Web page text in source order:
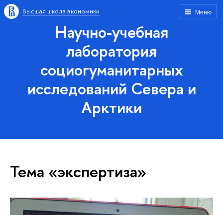
Меню
Высшая школа экономики
Научно-учебная
лаборатория
социогуманитарных
исследований Севера и
Арктики
Тема «экспертиза»